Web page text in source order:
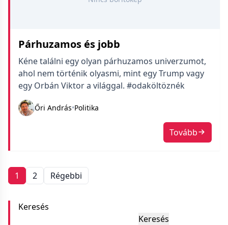
Párhuzamos és jobb
Kéne találni egy olyan párhuzamos univerzumot,
ahol nem történik olyasmi, mint egy Trump vagy
egy Orbán Viktor a világgal. #odaköltöznék
Őri András•Politika
Tovább
Bejegyzések
navigációja
1 2 Régebbi
Keresés
Keresés